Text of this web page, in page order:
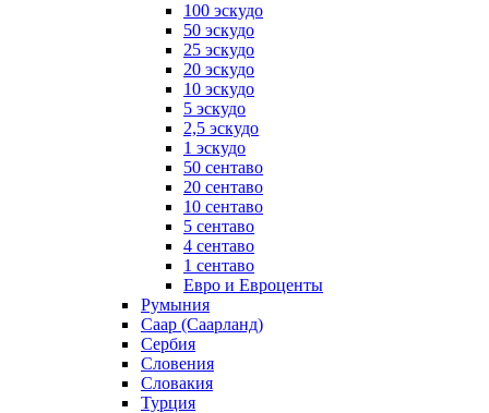
100 эскудо
50 эскудо
25 эскудо
20 эскудо
10 эскудо
5 эскудо
2,5 эскудо
1 эскудо
50 сентаво
20 сентаво
10 сентаво
5 сентаво
4 сентаво
1 сентаво
Евро и Евроценты
Румыния
Саар (Саарланд)
Сербия
Словения
Словакия
Турция